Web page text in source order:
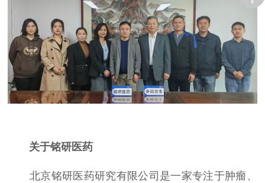
关于铭研医药
北京铭研医药研究有限公司是一家专注于肿瘤、